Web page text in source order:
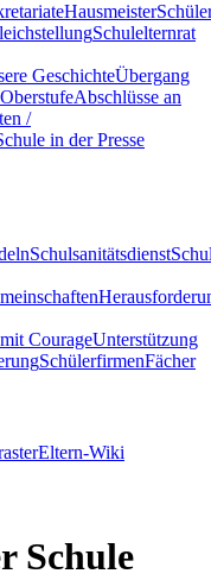
Hausmeister
Schulelternrat
GeschichteÜbergang
OberstufeAbschlüsse an
/
in der Presse
Schulsanitätsdienst
CourageUnterstützung
SchülerfirmenFächer
Eltern-Wiki
Schule